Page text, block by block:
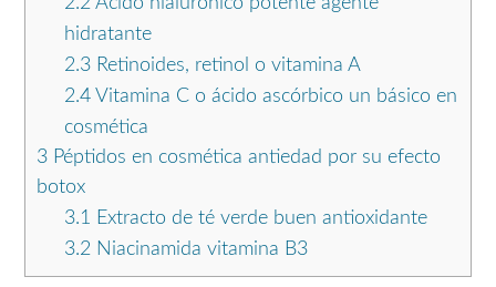
hidratante
2.3Retinoides, retinol o vitamina A
2.4Vitamina C o ácido ascórbico un básico en
cosmética
3 Péptidos en cosmética antiedad por su efecto
botox
3.1 Extracto de té verde buen antioxidante
3.2Niacinamida vitamina B3